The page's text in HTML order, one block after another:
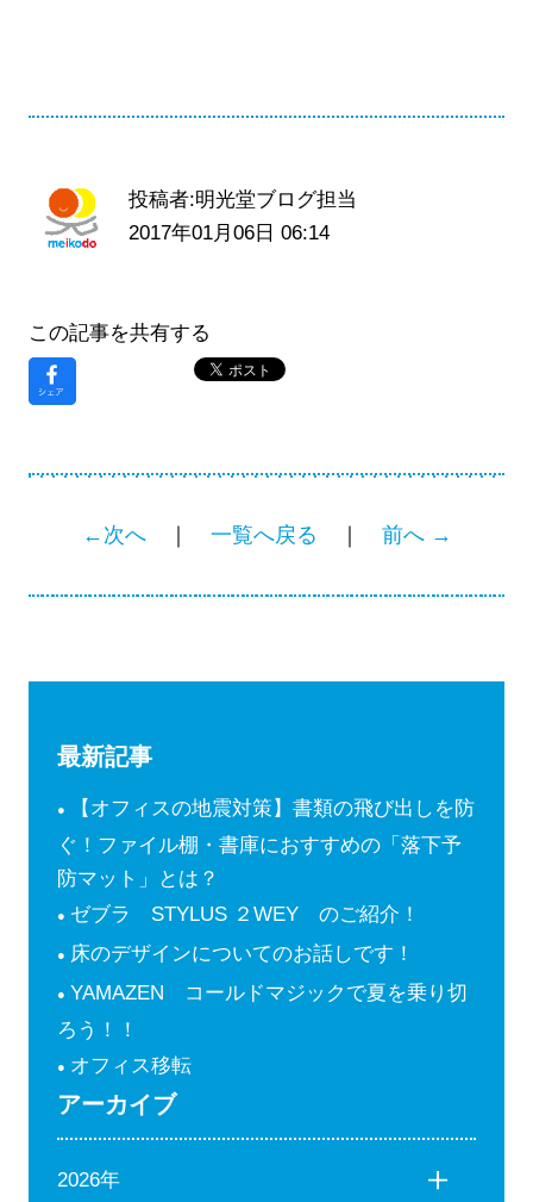
投稿者:明光堂ブログ担当
2017年01月06日 06:14
この記事を共有する
←次へ｜ 一覧へ戻る ｜ 前へ →
最新記事
【オフィスの地震対策】書類の飛び出しを防
ぐ！ファイル棚・書庫におすすめの「落下予
防マット」とは？
ゼブラ STYLUS ２WEY のご紹介！
床のデザインについてのお話しです！
YAMAZEN コールドマジックで夏を乗り切
ろう！！
オフィス移転
アーカイブ
2026年